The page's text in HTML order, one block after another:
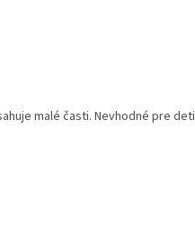
malé časti. Nevhodné pre deti